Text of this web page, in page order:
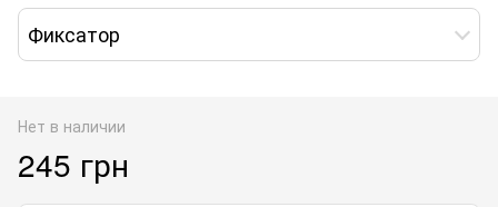
Фиксатор
Нет в наличии
245 грн